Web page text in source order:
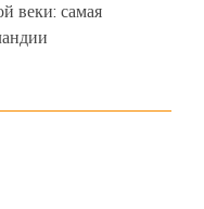
веки: самая